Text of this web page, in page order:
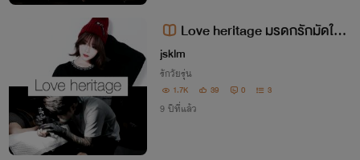
Love heritage มรดกรักมัดใจยั
ยคุณหนู
jsklm
รักวัยรุ่น
1.7K 39 0 3
9 ปีที่แล้ว